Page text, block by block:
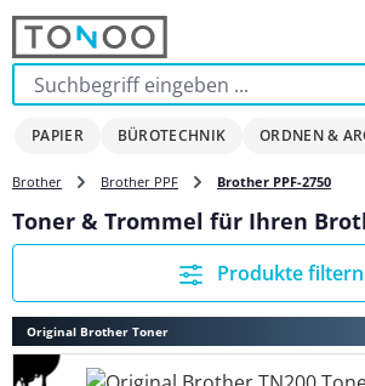
Zum Hauptinhalt springen
PAPIER BÜROTECHNIK ORDNEN &
Brother Brother PPF Brother PPF-2750
Toner & Trommel für Ihren
Produkte filtern
Original Brother Toner